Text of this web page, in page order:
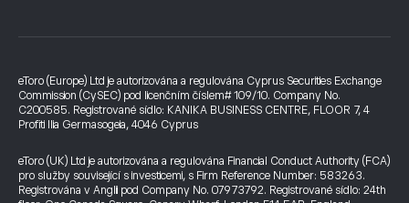
eToro (Europe) Ltd je autorizována a regulována Cyprus Securities Exchange
Commission (CySEC) pod licenčním číslem# 109/10. Company No.
C200585. Registrované sídlo: KANIKA BUSINESS CENTRE, FLOOR 7, 4
Profiti Ilia Germasogeia, 4046 Cyprus
eToro (UK) Ltd je autorizována a regulována Financial Conduct Authority (FCA)
pro služby související s investicemi, s Firm Reference Number: 583263.
Registrována v Anglii pod Company No. 07973792. Registrované sídlo: 24th